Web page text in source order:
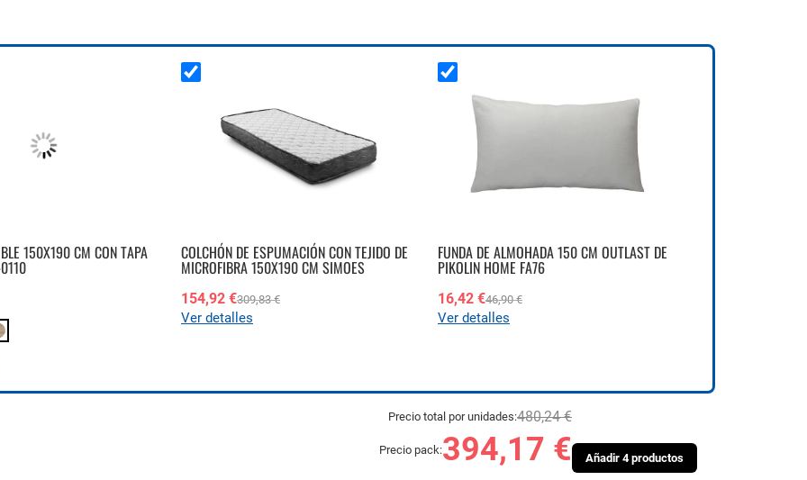
150X190 CM CON TAPA COLCHÓN DE ESPUMACIÓN CON TEJIDO DE
MICROFIBRA 150X190 CM SIMOES
154,92 €309,83 €
Ver detalles
FUNDA DE ALMOHADA 150 CM OUTLAST DE
PIKOLIN HOME FA76
16,42 €46,90 €
Ver detalles
Precio total por unidades:480,24 €
Precio pack:394,17 € Añadir 4 productos